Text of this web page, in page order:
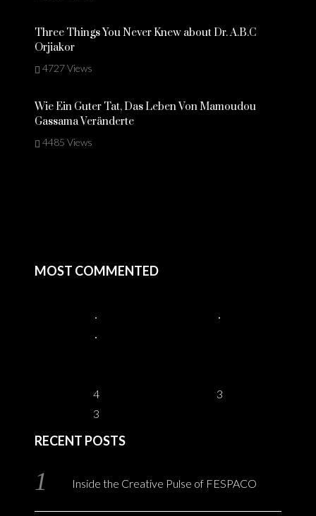
Three Things You Never Knew about Dr. A.B.C
Orjiakor
4727 Views
Wie Ein Guter Tat, Das Leben Von Mamoudou
Gassama Veränderte
4485 Views
MOST COMMENTED
4
3
3
RECENT POSTS
Inside the Creative Pulse of FESPACO